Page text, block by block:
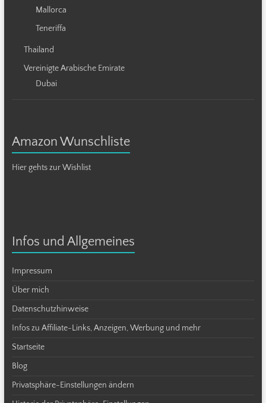
Mallorca
Teneriffa
Thailand
Vereinigte Arabische Emirate
Dubai
Amazon Wunschliste
Hier gehts zur Wishlist
Infos und Allgemeines
Impressum
Über mich
Datenschutzhinweise
Infos zu Affiliate-Links, Anzeigen, Werbung und mehr
Startseite
Blog
Privatsphäre-Einstellungen ändern